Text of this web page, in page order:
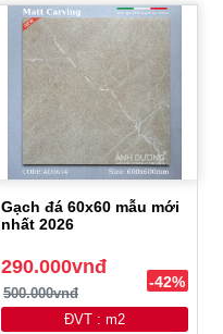
Gạch đá 60x60 mẫu mới
nhất 2026
290.000vnđ
500.000vnđ
-42%
ĐVT : m2